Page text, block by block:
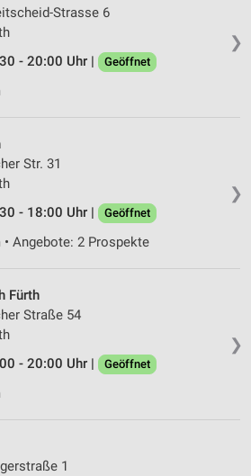
❯
Strasse 6
- 20:00 Uhr |
Geöffnet
❯
Str. 31
- 18:00 Uhr |
Geöffnet
• Angebote: 2 Prospekte
❯
Fürth
Straße 54
- 20:00 Uhr |
Geöffnet
1